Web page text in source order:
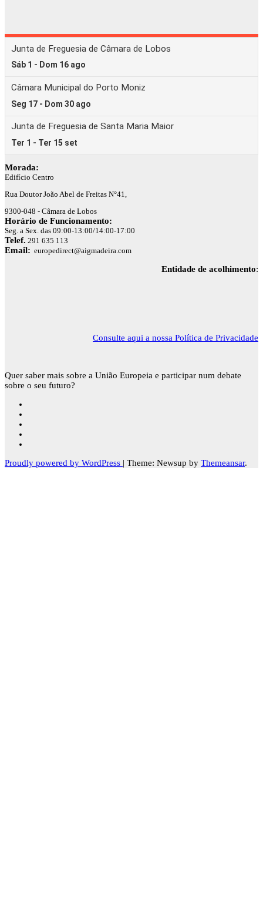
Morada:
Edifício Centro
Rua Doutor João Abel de Freitas N°41,
9300-048 - Câmara de Lobos
Horário de Funcionamento:
Seg. a Sex. das 09:00-13:00/14:00-17:00
Telef. 291 635 113
Email: europedirect@aigmadeira.com
Entidade de acolhimento:
Consulte aqui a nossa Política de Privacidade
Quer saber mais sobre a União Europeia e participar num debate
sobre o seu futuro?
Proudly powered by WordPress | Theme: Newsup by Themeansar.